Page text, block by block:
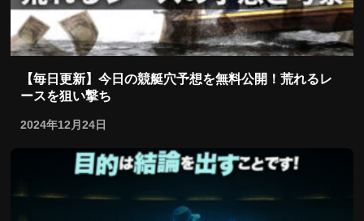
【毎日更新】今日の競艇穴予想を無料公開！荒れるレ
ースを狙い撃ち
2024年12月24日